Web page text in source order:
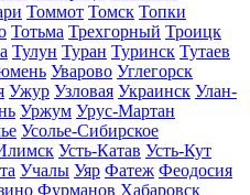
Томмот Томск Топки
Тотьма Трехгорный Троицк
Тулун Туран Туринск Тутаев
Уварово Углегорск
Ужур Узловая Украинск Улан-
Уржум Урус-Мартан
Усолье-Сибирское
Усть-Катав Усть-Кут
Учалы Уяр Фатеж Феодосия
Фурманов Хабаровск